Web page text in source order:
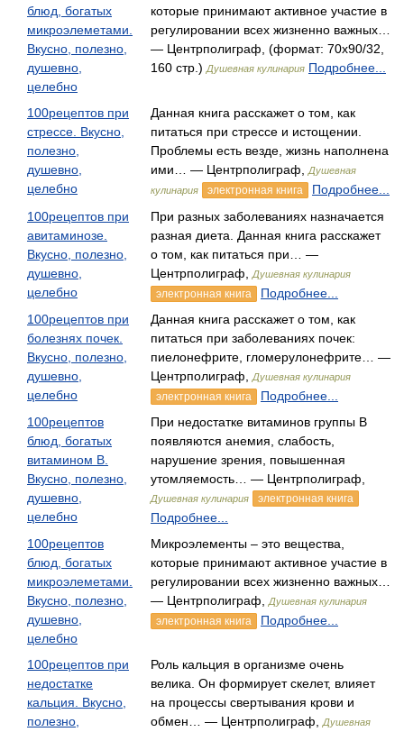
блюд, богатых
микроэлеметами.
Вкусно, полезно,
душевно,
целебно
которые принимают активное участие в
регулировании всех жизненно важных…
— Центрполиграф, (формат: 70x90/32,
160 стр.) Душевная кулинария Подробнее...
100рецептов при
стрессе. Вкусно,
полезно,
душевно,
целебно
Данная книга расскажет о том, как
питаться при стрессе и истощении.
Проблемы есть везде, жизнь наполнена
ими… — Центрполиграф,
Душевная
кулинария
электронная книга
Подробнее...
100рецептов при
авитаминозе.
Вкусно, полезно,
душевно,
целебно
При разных заболеваниях назначается
разная диета. Данная книга расскажет
о том, как питаться при… —
Центрполиграф,
Душевная кулинария
электронная книга
Подробнее...
100рецептов при
болезнях почек.
Вкусно, полезно,
душевно,
целебно
Данная книга расскажет о том, как
питаться при заболеваниях почек:
пиелонефрите, гломерулонефрите… —
Центрполиграф,
Душевная кулинария
электронная книга
Подробнее...
100рецептов
блюд, богатых
витамином В.
Вкусно, полезно,
душевно,
целебно
При недостатке витаминов группы В
появляются анемия, слабость,
нарушение зрения, повышенная
утомляемость… — Центрполиграф,
Душевная кулинария электронная книга
Подробнее...
100рецептов
блюд, богатых
микроэлеметами.
Вкусно, полезно,
душевно,
целебно
Микроэлементы – это вещества,
которые принимают активное участие в
регулировании всех жизненно важных…
— Центрполиграф,
Душевная кулинария
электронная книга Подробнее...
100рецептов при
недостатке
кальция. Вкусно,
полезно,
Роль кальция в организме очень
велика. Он формирует скелет, влияет
на процессы свертывания крови и
обмен… — Центрполиграф,
Душевная